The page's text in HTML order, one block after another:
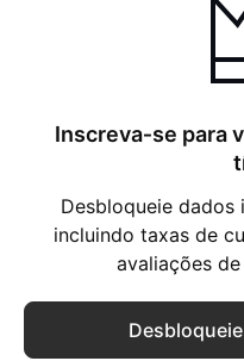
Inscreva‑se para
Desbloqueie
incluindo taxas de
avaliações